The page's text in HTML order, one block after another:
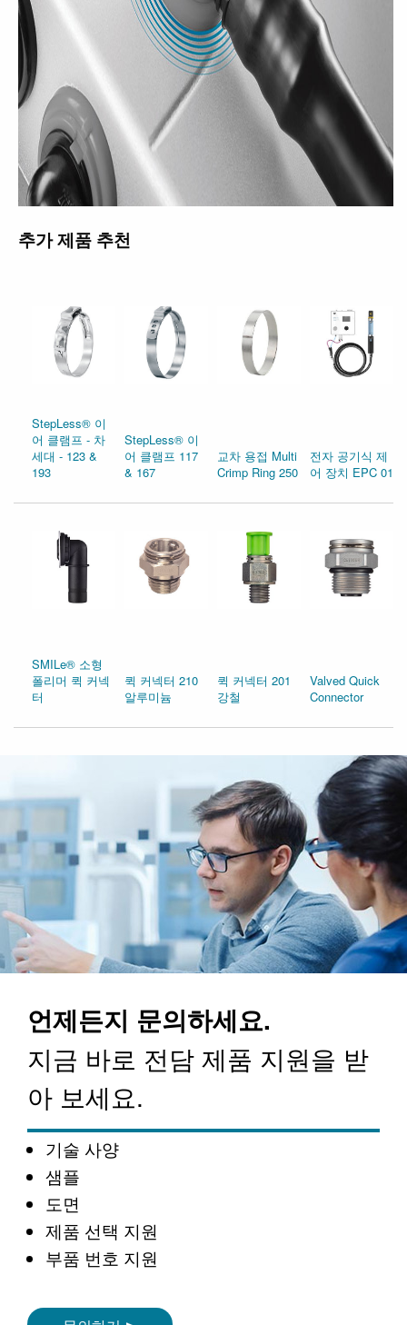
추가 제품 추천
StepLess® 이
어 클램프 - 차
세대 - 123 &
193
StepLess® 이
어 클램프 117
& 167
교차 용접 Multi
Crimp Ring 250
전자 공기식 제
어 장치 EPC 01
SMILe® 소형
폴리머 퀵 커넥
터
퀵 커넥터 210
알루미늄
퀵 커넥터 201
강철
Valved Quick
Connector
언제든지 문의하세요.
지금 바로 전담 제품 지원을 받
아 보세요.
기술 사양
샘플
도면
제품 선택 지원
부품 번호 지원